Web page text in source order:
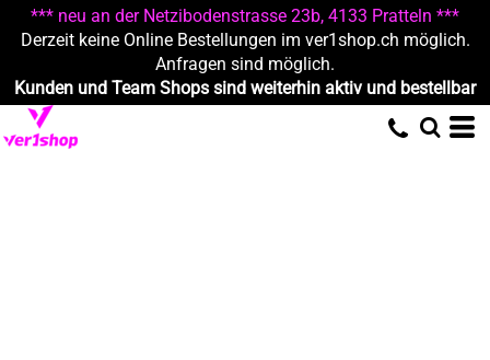
*** neu an der Netzibodenstrasse 23b, 4133 Pratteln ***
Derzeit keine Online Bestellungen im ver1shop.ch möglich.
Anfragen sind möglich.
Kunden und Team Shops sind weiterhin aktiv und bestellbar